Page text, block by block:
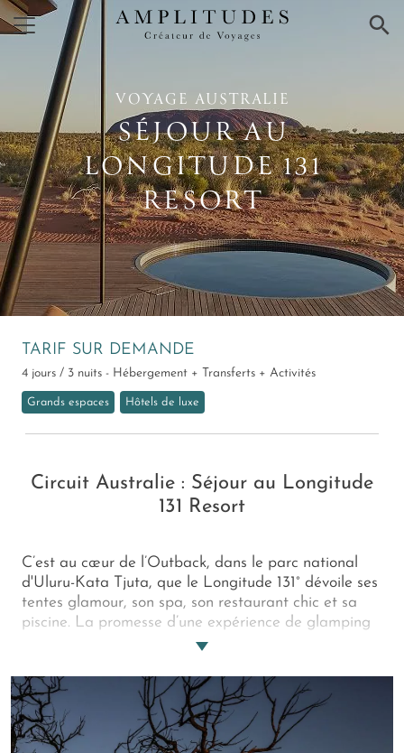
×
VOYAGE AUSTRALIE
SÉJOUR AU
LONGITUDE 131
RESORT
TARIF SUR DEMANDE
4 jours / 3 nuits - Hébergement + Transferts + Activités
Grands espaces Hôtels de luxe
Circuit Australie : Séjour au Longitude
131 Resort
C’est au cœur de l’Outback, dans le parc national
d'Uluru-Kata Tjuta, que le Longitude 131° dévoile ses
tentes glamour, son spa, son restaurant chic et sa
piscine. La promesse d’une expérience de glamping
des plus exquises. Dans une nature sauvage, ce
respect à un décor époustouflant. Invités de marque,
partez à la découverte du Red Center, de ses
merveilles géologiques, de ses légendes. Uluru,
sentinelle de silence, pour toile de fond. Et, le soir